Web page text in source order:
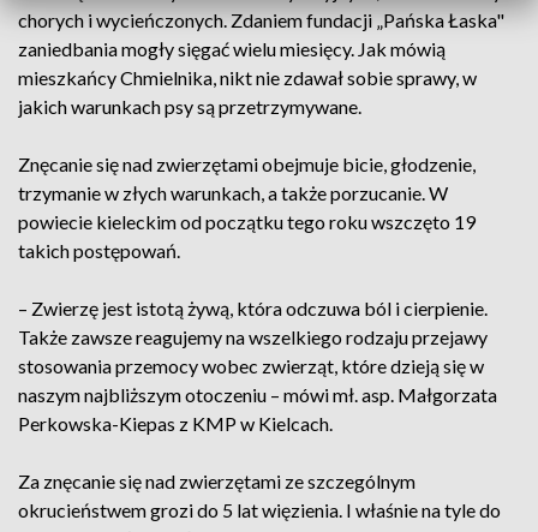
chorych i wycieńczonych. Zdaniem fundacji „Pańska Łaska"
zaniedbania mogły sięgać wielu miesięcy. Jak mówią
mieszkańcy Chmielnika, nikt nie zdawał sobie sprawy, w
jakich warunkach psy są przetrzymywane.
Znęcanie się nad zwierzętami obejmuje bicie, głodzenie,
trzymanie w złych warunkach, a także porzucanie. W
powiecie kieleckim od początku tego roku wszczęto 19
takich postępowań.
– Zwierzę jest istotą żywą, która odczuwa ból i cierpienie.
Także zawsze reagujemy na wszelkiego rodzaju przejawy
stosowania przemocy wobec zwierząt, które dzieją się w
naszym najbliższym otoczeniu – mówi mł. asp. Małgorzata
Perkowska-Kiepas z KMP w Kielcach.
Za znęcanie się nad zwierzętami ze szczególnym
okrucieństwem grozi do 5 lat więzienia. I właśnie na tyle do